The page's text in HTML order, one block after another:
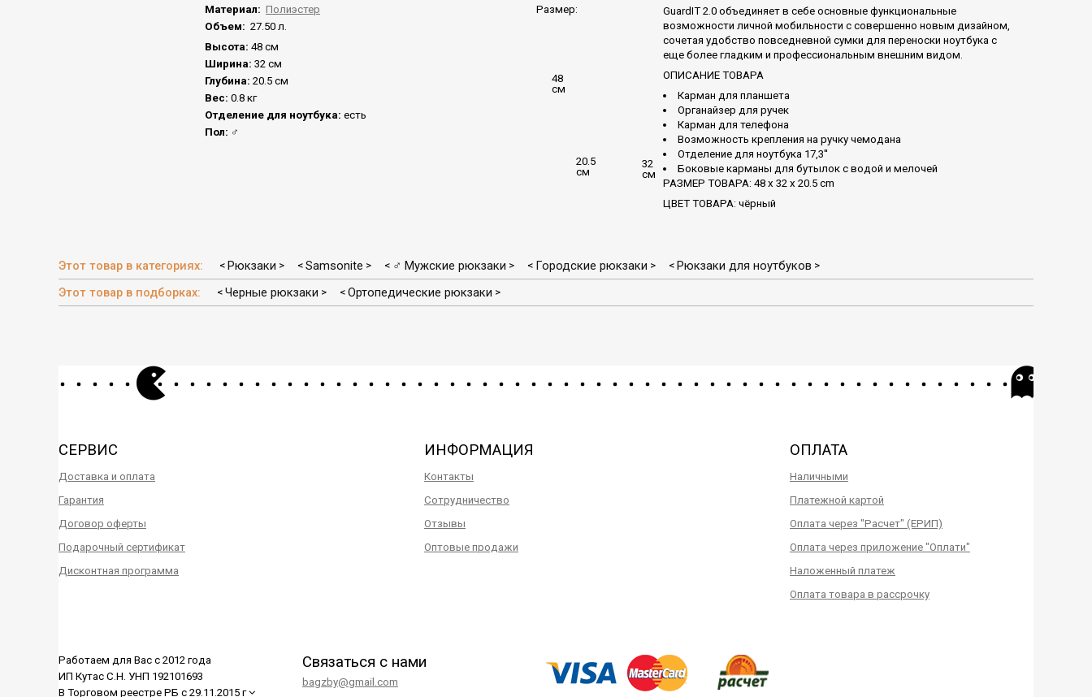
48
см
20.5
см
32
см
Размер:
Материал: Полиэстер
Объем: 27.50 л.
Высота: 48 см
Ширина: 32 см
Глубина: 20.5 см
Вес: 0.8 кг
Отделение для ноутбука: есть
Пол: ♂
GuardIT 2.0 объединяет в себе основные функциональные
возможности личной мобильности с совершенно новым дизайном,
сочетая удобство повседневной сумки для переноски ноутбука с
еще более гладким и профессиональным внешним видом.
ОПИСАНИЕ ТОВАРА
Карман для планшета
Органайзер для ручек
Карман для телефона
Возможность крепления на ручку чемодана
Отделение для ноутбука 17,3''
Боковые карманы для бутылок с водой и мелочей
РАЗМЕР ТОВАРА: 48 x 32 x 20.5 cm
ЦВЕТ ТОВАРА: чёрный
Этот товар в категориях: < Рюкзаки > < Samsonite > < ♂ Мужские рюкзаки > < Городские рюкзаки > < Рюкзаки для ноутбуков >
Этот товар в подборках: < Черные рюкзаки > < Ортопедические рюкзаки >
СЕРВИС
Доставка и оплата
Гарантия
Договор оферты
Подарочный сертификат
Дисконтная программа
ИНФОРМАЦИЯ
Контакты
Сотрудничество
Отзывы
Оптовые продажи
ОПЛАТА
Наличными
Платежной картой
Оплата через "Расчет" (ЕРИП)
Оплата через приложение "Оплати"
Наложенный платеж
Оплата товара в рассрочку
Работаем для Вас с 2012 года
ИП Кутас С.Н. УНП 192101693
В Торговом реестре РБ с 29.11.2015 г
Связаться с нами
bagzby@gmail.com